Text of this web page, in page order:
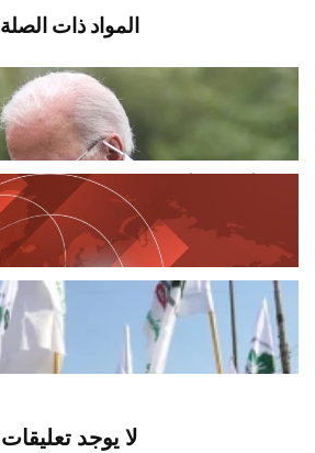
المواد ذات الصلة
تدهور صحة جو بايدن …
مركز أوروبي: أكثر من 240 إصابة
بفيروس حمى غرب النيل في...
اخبار دولية أغسطس 8, 2026
العراق يرفع السقف… السلاح المنفلت
على لائحة الإرهاب
اخبار دولية أغسطس 8, 2026
لا يوجد تعليقات